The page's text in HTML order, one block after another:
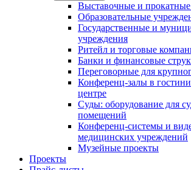
Выставочные и
Образовательные
Государственные и
учреждения
Ритейл и торговые
Банки и финансовые
Переговорные для
Конференц-залы в
центре
Суды: оборудование для
помещений
Конференц-системы и
медицинских учреждений
Музейные проекты
Проекты